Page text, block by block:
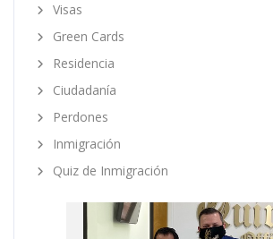
Visas
Green Cards
Residencia
Ciudadanía
Perdones
Inmigración
Quiz de Inmigración